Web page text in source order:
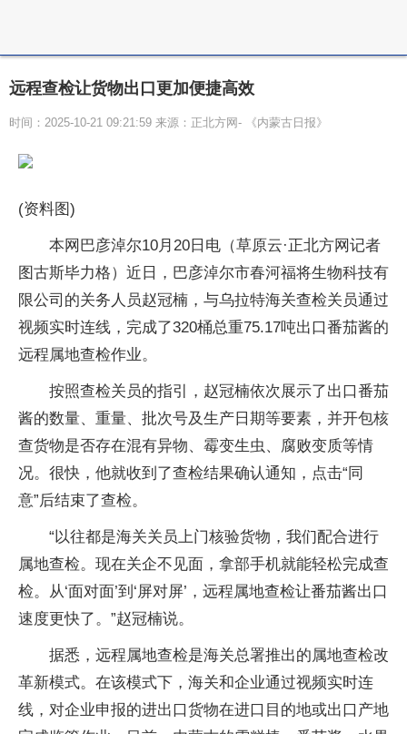
远程查检让货物出口更加便捷高效
时间：2025-10-21 09:21:59 来源：正北方网- 《内蒙古日报》
(资料图)
本网巴彦淖尔10月20日电（草原云·正北方网记者
图古斯毕力格）近日，巴彦淖尔市春河福将生物科技有
限公司的关务人员赵冠楠，与乌拉特海关查检关员通过
视频实时连线，完成了320桶总重75.17吨出口番茄酱的
远程属地查检作业。
按照查检关员的指引，赵冠楠依次展示了出口番茄
酱的数量、重量、批次号及生产日期等要素，并开包核
查货物是否存在混有异物、霉变生虫、腐败变质等情
况。很快，他就收到了查检结果确认通知，点击“同
意”后结束了查检。
“以往都是海关关员上门核验货物，我们配合进行
属地查检。现在关企不见面，拿部手机就能轻松完成查
检。从‘面对面’到‘屏对屏’，远程属地查检让番茄酱出口
速度更快了。”赵冠楠说。
据悉，远程属地查检是海关总署推出的属地查检改
革新模式。在该模式下，海关和企业通过视频实时连
线，对企业申报的进出口货物在进口目的地或出口产地